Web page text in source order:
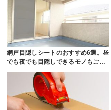
網戸目隠しシートのおすすめ6選。昼
でも夜でも目隠しできるモノもご…